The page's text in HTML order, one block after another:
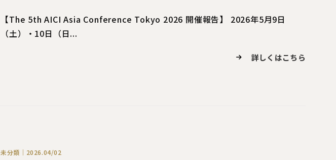
【The 5th AICI Asia Conference Tokyo 2026 開催報告】 2026年5月9日
（土）・10日（日...
詳しくはこちら
未分類｜2026.04/02